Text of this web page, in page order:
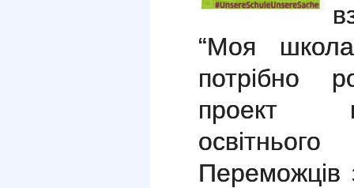
“Моя
потрібно
проект
Переможців